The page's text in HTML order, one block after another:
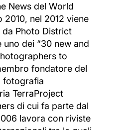
News del World
2010, nel 2012 viene
da Photo District
uno dei “30 new and
to
fondatore del
fotografia
TerraProject
di cui fa parte dal
lavora con riviste